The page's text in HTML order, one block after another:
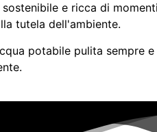
e ricca di
tutela dell'ambiente.
potabile pulita sempre